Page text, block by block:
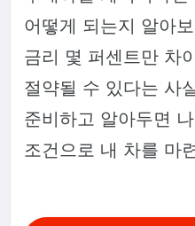
어떻게 되는지 알아
금리 몇 퍼센트만 차
절약될 수 있다는 사
준비하고 알아두면
조건으로 내 차를 마